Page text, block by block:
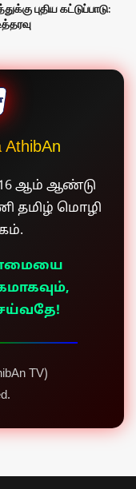
புதிய கட்டுப்பாடு:
ஆம் ஆண்டு
தமிழ் மொழி
TV)